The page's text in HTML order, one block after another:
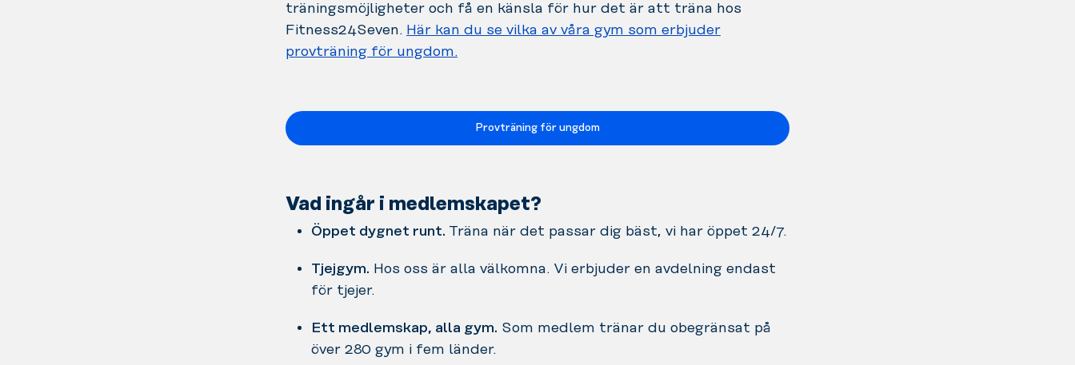
träningsmöjligheter och få en känsla för hur det är att träna hos
Fitness24Seven. Här kan du se vilka av våra gym som erbjuder
provträning för ungdom.
Provträning för ungdom
Vad ingår i medlemskapet?
Öppet dygnet runt. Träna när det passar dig bäst, vi har öppet 24/7.
Tjejgym. Hos oss är alla välkomna. Vi erbjuder en avdelning endast
för tjejer.
Ett medlemskap, alla gym. Som medlem tränar du obegränsat på
över 280 gym i fem länder.